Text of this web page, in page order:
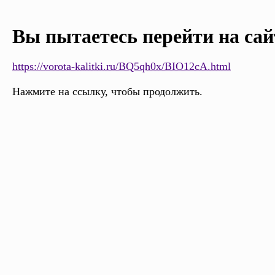
Вы пытаетесь перейти на
https://vorota-kalitki.ru/BQ5qh0x/BIO12cA.html
Нажмите на ссылку, чтобы продолжить.